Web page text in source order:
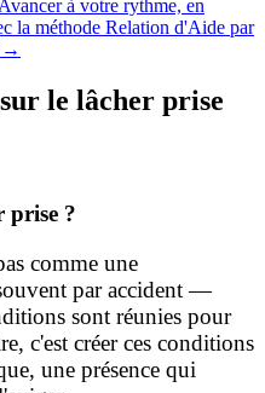
à votre rythme, en
la méthode Relation d'Aide par
→
le lâcher prise
prise ?
comme une
par accident —
sont réunies pour
c'est créer ces conditions
une présence qui